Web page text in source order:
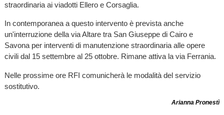
straordinaria ai viadotti Ellero e Corsaglia.
In contemporanea a questo intervento è prevista anche
un'interruzione della via Altare tra San Giuseppe di Cairo e
Savona per interventi di manutenzione straordinaria alle opere
civili dal 15 settembre al 25 ottobre. Rimane attiva la via Ferrania.
Nelle prossime ore RFI comunicherà le modalità del servizio
sostitutivo.
Arianna Pronestì